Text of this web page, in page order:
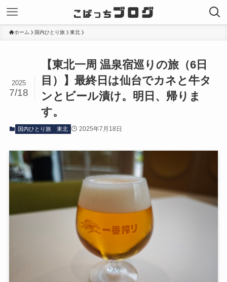
ホーム 国内ひとり旅 東北
【東北一周 温泉宿巡りの旅（6日
目）】最終日は仙台でカネと牛タ
ンとビール漬け。明日、帰りま
す。
2025
7/18
国内ひとり旅 東北 2025年7月18日